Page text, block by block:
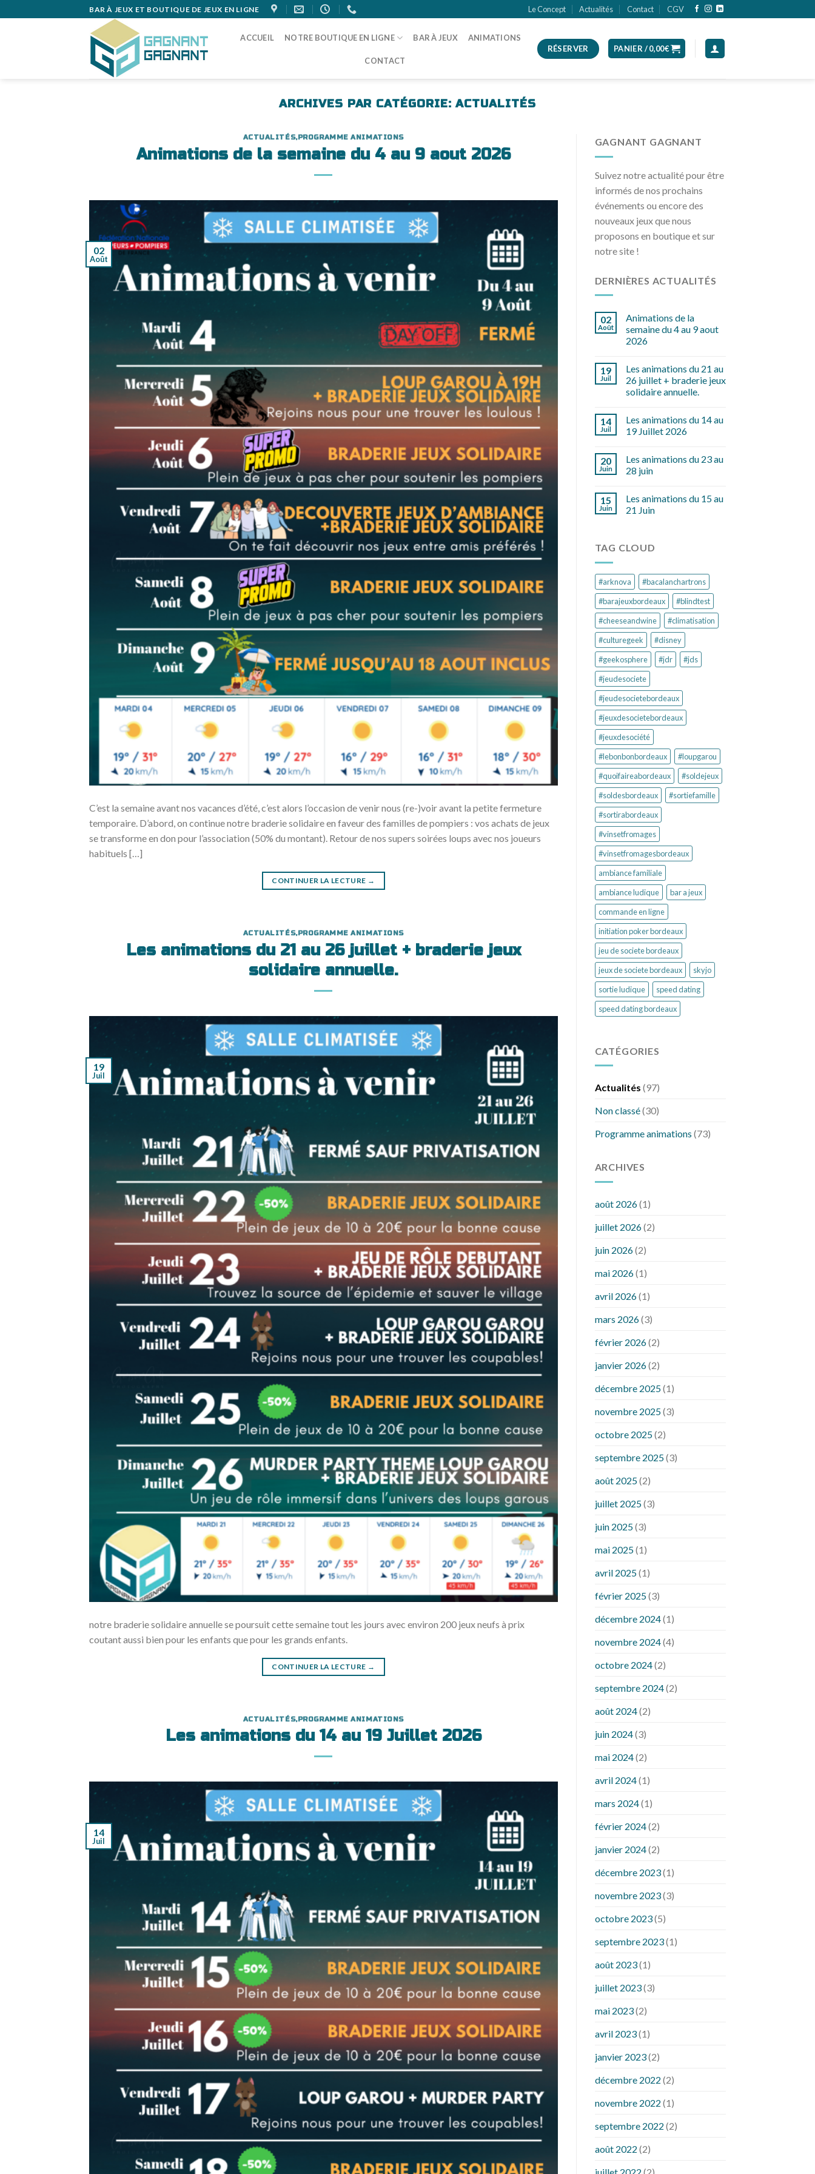
BAR À JEUX ET BOUTIQUE DE JEUX EN LIGNE Le Concept Actualités Contact CGV
ACCUEIL NOTRE BOUTIQUE EN LIGNE BAR À JEUX ANIMATIONS
CONTACT
RÉSERVER PANIER /0,00€
ARCHIVES PAR CATÉGORIE:ACTUALITÉS
ACTUALITÉS,PROGRAMME ANIMATIONS
Animations de la semaine du 4 au 9 aout 2026
02
Août
C’est la semaine avant nos vacances d’été, c’est alors l’occasion de venir nous (re-)voir avant la petite fermeture
temporaire. D’abord, on continue notre braderie solidaire en faveur des familles de pompiers : vos achats de jeux
se transforme en don pour l’association (50% du montant). Retour de nos supers soirées loups avec nos joueurs
habituels […]
CONTINUER LA LECTURE →
ACTUALITÉS,PROGRAMME ANIMATIONS
Les animations du 21 au 26 juillet + braderie jeux
solidaire annuelle.
19
Juil
notre braderie solidaire annuelle se poursuit cette semaine tout les jours avec environ 200 jeux neufs à prix
coutant aussi bien pour les enfants que pour les grands enfants.
CONTINUER LA LECTURE →
ACTUALITÉS,PROGRAMME ANIMATIONS
Les animations du 14 au 19 Juillet 2026
14
Juil
GAGNANT GAGNANT
Suivez notre actualité pour être
informés de nos prochains
événements ou encore des
nouveaux jeux que nous
proposons en boutique et sur
notre site !
DERNIÈRES ACTUALITÉS
02
Août
Animations de la
semaine du 4 au 9 aout
2026
19
Juil
Les animations du 21 au
26 juillet + braderie jeux
solidaire annuelle.
14
Juil
Les animations du 14 au
19 Juillet 2026
20
Juin
Les animations du 23 au
28 juin
15
Juin
Les animations du 15 au
21 Juin
TAG CLOUD
#arknova
#bacalanchartrons
#barajeuxbordeaux
#blindtest
#cheeseandwine
#climatisation
#culturegeek
#disney
#geekosphere
#jdr
#jds
#jeudesociete
#jeudesocietebordeaux
#jeuxdesocietebordeaux
#jeuxdesociété
#lebonbonbordeaux
#loupgarou
#quoifaireabordeaux
#soldejeux
#soldesbordeaux
#sortiefamille
#sortirabordeaux
#vinsetfromages
#vinsetfromagesbordeaux
ambiance familiale
ambiance ludique
bar a jeux
commande en ligne
initiation poker bordeaux
jeu de societe bordeaux
jeux de societe bordeaux
skyjo
sortie ludique
speed dating
speed dating bordeaux
CATÉGORIES
Actualités (97)
Non classé(30)
Programme animations (73)
ARCHIVES
août 2026(1)
juillet 2026(2)
juin 2026(2)
mai 2026(1)
avril 2026(1)
mars 2026(3)
février 2026(2)
janvier 2026(2)
décembre 2025(1)
novembre 2025(3)
octobre 2025(2)
septembre 2025(3)
août 2025(2)
juillet 2025(3)
juin 2025(3)
mai 2025(1)
avril 2025(1)
février 2025(3)
décembre 2024(1)
novembre 2024(4)
octobre 2024(2)
septembre 2024(2)
août 2024(2)
juin 2024(3)
mai 2024(2)
avril 2024(1)
mars 2024(1)
février 2024(2)
janvier 2024(2)
décembre 2023(1)
novembre 2023(3)
octobre 2023(5)
septembre 2023(1)
août 2023(1)
juillet 2023(3)
mai 2023(2)
avril 2023(1)
janvier 2023(2)
décembre 2022 (2)
novembre 2022 (1)
septembre 2022 (2)
août 2022 (2)